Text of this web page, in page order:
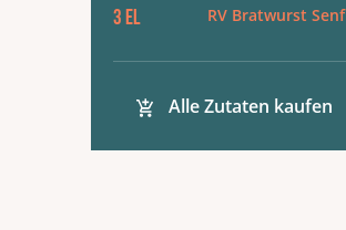
3EL RV Bratwurst Senf
Alle Zutaten kaufen